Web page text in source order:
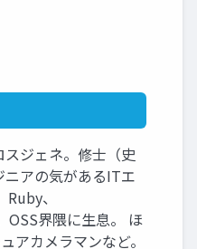
ジェネ。修士（史
アの気があるITエ
、
界隈に生息。 ほ
アカメラマンなど。